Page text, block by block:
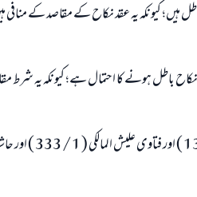
ہيں؛ كيونكہ يہ عقد نكاح كے مقاصد كے منافى
باطل ہونے كا احتمال ہے؛ كيونكہ يہ شرط